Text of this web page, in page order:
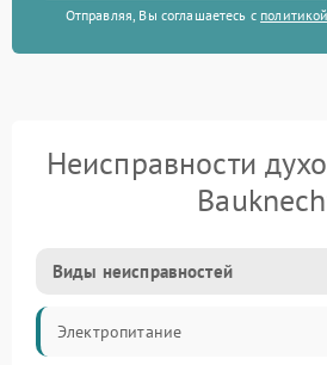
Отправляя, Вы соглашаетесь с
Неисправности
Виды неисправностей
Электропитание